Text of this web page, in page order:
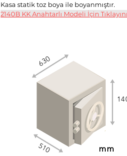
Kasa statik toz boya ile boyanmıştır.
2140B KK Anahtarlı Modeli İçin
630
510 mm